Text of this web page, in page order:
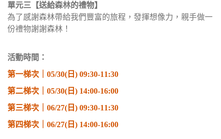
單元三【送給森林的禮物】
為了感謝森林帶給我們豐富的旅程，發揮想像力，親手做一
份禮物謝謝森林！
活動時間：
第一梯次｜05/30(日) 09:30-11:30
第二梯次｜05/30(日) 14:00-16:00
第三梯次｜06/27(日) 09:30-11:30
第四梯次｜06/27(日) 14:00-16:00